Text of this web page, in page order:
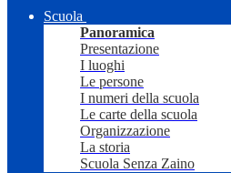
Scuola
Panoramica
Presentazione
I luoghi
Le persone
I numeri della scuola
Le carte della scuola
Organizzazione
La storia
Scuola Senza Zaino